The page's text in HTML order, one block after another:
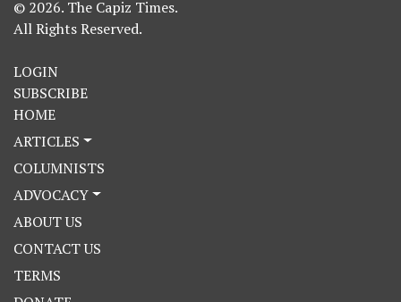
© 2026. The Capiz Times.
All Rights Reserved.
LOGIN
SUBSCRIBE
HOME
ARTICLES
COLUMNISTS
ADVOCACY
ABOUT US
CONTACT US
TERMS